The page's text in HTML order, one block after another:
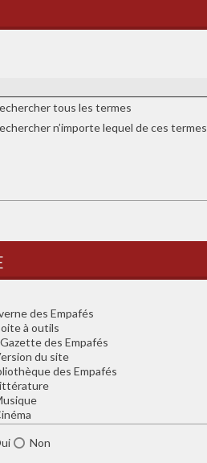
tous les termes
n’importe lequel de ces termes
Non